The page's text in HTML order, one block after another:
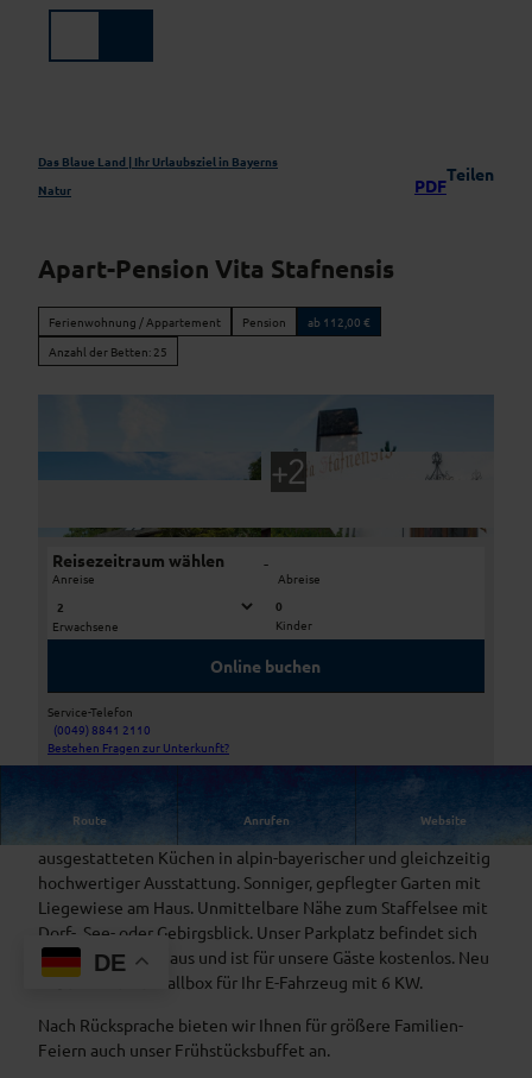
Das Blaue Land | Ihr Urlaubsziel in Bayerns
Natur
PDF
Teilen
Apart-Pension Vita Stafnensis
Ferienwohnung / Appartement Pension
ab 112,00 €
Anzahl der Betten: 25
D
t
a
S
t
a
n
e
P
n
i
o
n
V
i
t
S
t
H
W
i
l
l
k
o
m
e
n
Reisezeitraum wählen
Anreise
-
Abreise
Erwachsene
0
Kinder
Online buchen
Service-Telefon
(0049) 8841 2110
Bestehen Fragen zur Unterkunft?
Route Anrufen Website
Sieben modern gestaltete Apartments mit komplett
ausgestatteten Küchen in alpin-bayerischer und gleichzeitig
hochwertiger Ausstattung. Sonniger, gepflegter Garten mit
Liegewiese am Haus. Unmittelbare Nähe zum Staffelsee mit
Dorf-, See- oder Gebirgsblick. Unser Parkplatz befindet sich
unmittelbar am Haus und ist für unsere Gäste kostenlos. Neu
haben wir eine Wallbox für Ihr E-Fahrzeug mit 6 KW.
Nach Rücksprache bieten wir Ihnen für größere Familien-
Feiern auch unser Frühstücksbuffet an.
DE